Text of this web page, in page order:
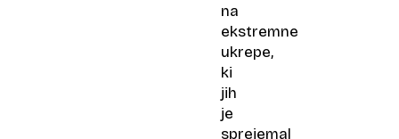
na
ekstremne
ukrepe,
ki
jih
je
sprejemal